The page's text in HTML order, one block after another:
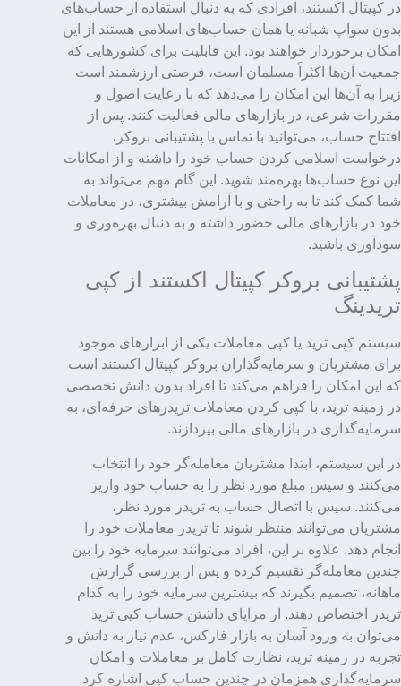
در کپیتال اکستند، افرادی که به دنبال استفاده از حساب‌های
بدون سواپ شبانه یا همان حساب‌های اسلامی هستند از این
امکان برخوردار خواهند بود. این قابلیت برای کشورهایی که
جمعیت آن‌ها اکثراً مسلمان است، فرصتی ارزشمند است
زیرا به آن‌ها این امکان را می‌دهد که با رعایت اصول و
مقررات شرعی، در بازارهای مالی فعالیت کنند. پس از
افتتاح حساب، می‌توانید با تماس با پشتیبانی بروکر،
درخواست اسلامی کردن حساب خود را داشته و از امکانات
این نوع حساب‌ها بهره‌مند شوید. این گام مهم می‌تواند به
شما کمک کند تا به راحتی و با آرامش بیشتری، در معاملات
خود در بازارهای مالی حضور داشته و به دنبال بهره‌وری و
سودآوری باشید.
پشتیبانی بروکر کپیتال اکستند از کپی
تریدینگ
سیستم کپی ترید یا کپی معاملات یکی از ابزارهای موجود
برای مشتریان و سرمایه‌گذاران بروکر کپیتال اکستند است
که این امکان را فراهم می‌کند تا افراد بدون دانش تخصصی
در زمینه ترید، با کپی کردن معاملات تریدرهای حرفه‌ای، به
سرمایه‌گذاری در بازارهای مالی بپردازند.
در این سیستم، ابتدا مشتریان معامله‌گر خود را انتخاب
می‌کنند و سپس مبلغ مورد نظر را به حساب خود واریز
می‌کنند. سپس با اتصال حساب به تریدر مورد نظر،
مشتریان می‌توانند منتظر شوند تا تریدر معاملات خود را
انجام دهد. علاوه بر این، افراد می‌توانند سرمایه خود را بین
چندین معامله‌گر تقسیم کرده و پس از بررسی گزارش
ماهانه، تصمیم بگیرند که بیشترین سرمایه خود را به کدام
تریدر اختصاص دهند. از مزایای داشتن حساب کپی ترید
می‌توان به ورود آسان به بازار فارکس، عدم نیاز به دانش و
تجربه در زمینه ترید، نظارت کامل بر معاملات و امکان
سرمایه‌گذاری همزمان در چندین حساب کپی اشاره کرد.